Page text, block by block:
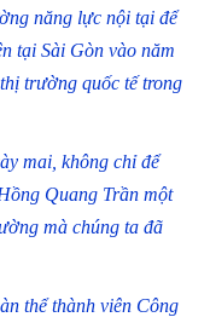
năng lực nội tại để
tại Sài Gòn vào năm
trường quốc tế trong
mai, không chỉ để
Quang Trần một
mà chúng ta đã
thể thành viên Công